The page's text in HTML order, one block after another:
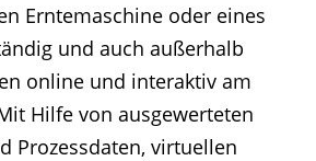
Erntemaschine oder eines
und auch außerhalb
online und interaktiv am
Hilfe von ausgewerteten
Prozessdaten, virtuellen